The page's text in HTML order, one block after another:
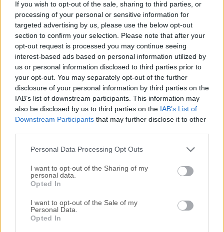
If you wish to opt-out of the sale, sharing to third parties, or
processing of your personal or sensitive information for
targeted advertising by us, please use the below opt-out
section to confirm your selection. Please note that after your
opt-out request is processed you may continue seeing
interest-based ads based on personal information utilized by
us or personal information disclosed to third parties prior to
your opt-out. You may separately opt-out of the further
disclosure of your personal information by third parties on the
IAB’s list of downstream participants. This information may
also be disclosed by us to third parties on the IAB’s List of
Downstream Participants that may further disclose it to other
Personal Data Processing Opt Outs
I want to opt-out of the Sharing of my
personal data.
Opted In
I want to opt-out of the Sale of my
Personal Data.
Opted In
y puertos muy rápido. Puede escanear direcciones IP en
cualquier rango así como cualquiera de sus puertos. Es
multiplataforma y ligero. No requiere ninguna instalación,
se puede copiar y usar libremente en cualquier lugar.
Escanea redes locales y también Internet Rango IP,
aleatorio o archivo en cualquier formato Exporta resultados
en muchos formatos Extensible con muchos recuperadores
de datos Proporciona interfaz de línea de comandos Más
de 30 millones de descargas Gratuito y de código abierto
Funciona en Windows, Mac y Linux Instalación no
opcionalmente resuelve s...